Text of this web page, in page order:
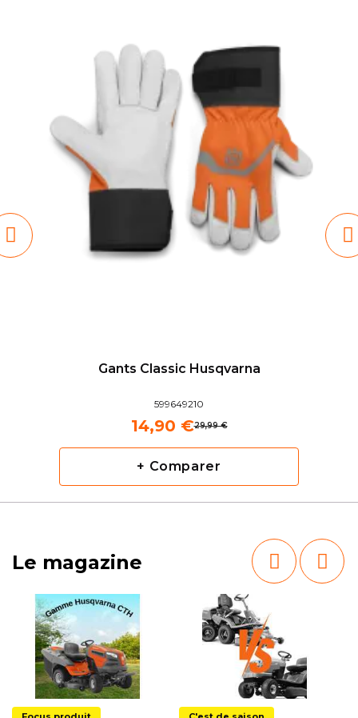
Gants Classic Husqvarna
599649210
29,99 €
14,90 €
+ Comparer
Le magazine